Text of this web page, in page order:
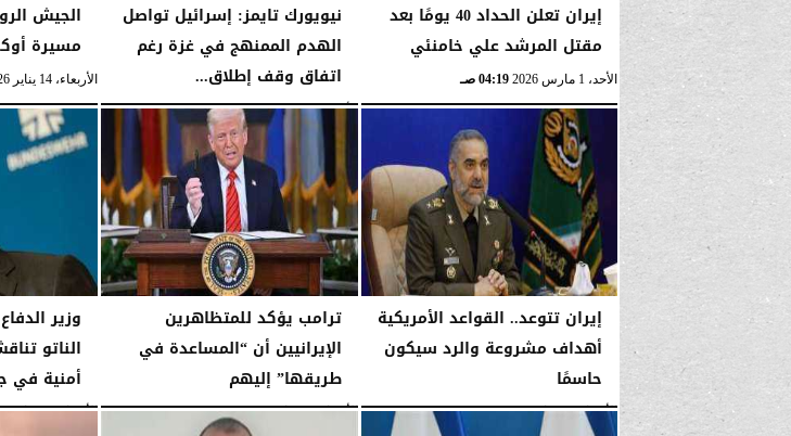
إيران تعلن الحداد 40 يومًا بعد
مقتل المرشد علي خامنئي
الأحد، 1 مارس 2026 04:19 صـ
نيويورك تايمز: إسرائيل تواصل
الهدم الممنهج في غزة رغم
اتفاق وقف إطلاق...
الأربعاء، 14 يناير 2026 03:56 صـ
مسيرة
الأربعاء، 14 يناير 2026
إيران تتوعد.. القواعد الأمريكية
أهداف مشروعة والرد سيكون
حاسمًا
الأربعاء، 14 يناير 2026 03:53 صـ
ترامب يؤكد للمتظاهرين
الإيرانيين أن “المساعدة في
طريقها” إليهم
الأربعاء، 14 يناير 2026 03:53 صـ
وزير
الناتو
أمنية في
الأربعاء، 14 يناير 2026